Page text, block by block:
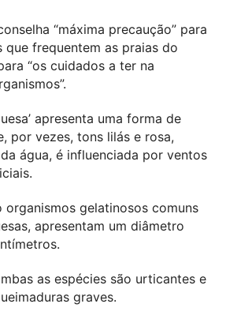
“máxima precaução” para
que frequentem as praias do
“os cuidados a ter na
apresenta uma forma de
por vezes, tons lilás e rosa,
água, é influenciada por ventos
organismos gelatinosos comuns
apresentam um diâmetro
as espécies são urticantes e
graves.